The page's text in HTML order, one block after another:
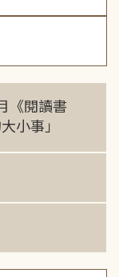
《閱讀書
小事」